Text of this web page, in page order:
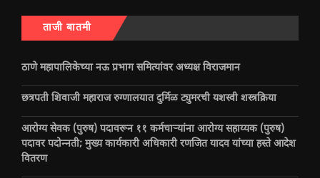
ताजी बातमी
ठाणे महापालिकेच्या नऊ प्रभाग समित्यांवर अध्यक्ष विराजमान
छत्रपती शिवाजी महाराज रुग्णालयात दुर्मिळ ट्युमरची यशस्वी शस्त्रक्रिया
आरोग्य सेवक (पुरुष) पदावरून ११ कर्मचाऱ्यांना आरोग्य सहाय्यक (पुरुष)
पदावर पदोन्नती; मुख्य कार्यकारी अधिकारी रणजित यादव यांच्या हस्ते आदेश
वितरण